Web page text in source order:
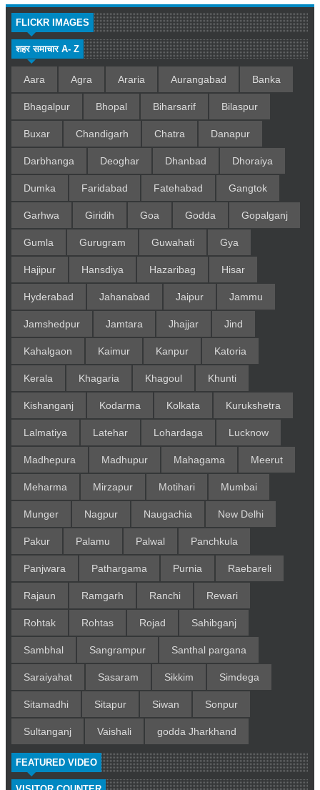
FLICKR IMAGES
शहर समाचार A- Z
Aara Agra Araria Aurangabad Banka
Bhagalpur Bhopal Biharsarif Bilaspur
Buxar Chandigarh Chatra Danapur
Darbhanga Deoghar Dhanbad Dhoraiya
Dumka Faridabad Fatehabad Gangtok
Garhwa Giridih Goa Godda Gopalganj
Gumla Gurugram Guwahati Gya
Hajipur Hansdiya Hazaribag Hisar
Hyderabad Jahanabad Jaipur Jammu
Jamshedpur Jamtara Jhajjar Jind
Kahalgaon Kaimur Kanpur Katoria
Kerala Khagaria Khagoul Khunti
Kishanganj Kodarma Kolkata Kurukshetra
Lalmatiya Latehar Lohardaga Lucknow
Madhepura Madhupur Mahagama Meerut
Meharma Mirzapur Motihari Mumbai
Munger Nagpur Naugachia New Delhi
Pakur Palamu Palwal Panchkula
Panjwara Pathargama Purnia Raebareli
Rajaun Ramgarh Ranchi Rewari
Rohtak Rohtas Rojad Sahibganj
Sambhal Sangrampur Santhal pargana
Saraiyahat Sasaram Sikkim Simdega
Sitamadhi Sitapur Siwan Sonpur
Sultanganj Vaishali godda Jharkhand
FEATURED VIDEO